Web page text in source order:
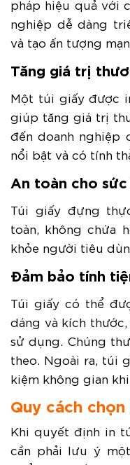
pháp hiệu quả với
nghiệp dễ dàng
và tạo ấn tượng
Tăng giá trị
Một túi giấy được
giúp tăng giá trị
đến doanh nghiệp
nổi bật và có tính
An toàn cho
Túi giấy đựng
toàn, không chứa
khỏe người tiêu
Đảm bảo tính
Túi giấy có thể
dáng và kích
sử dụng. Chúng
theo. Ngoài ra, túi
kiệm không gian
Quy cách
Khi quyết định in
cần phải lưu ý